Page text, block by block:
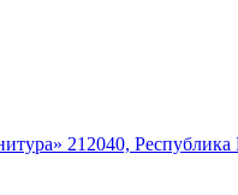
212040, Республика